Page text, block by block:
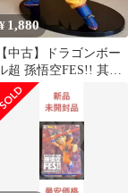
¥ 1,880
【中古】ドラゴンボー
超 孫悟空FES!! 其之
超サイヤ人3孫悟空